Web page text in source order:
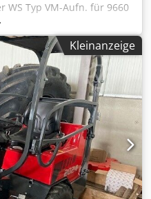
WS Typ VM-Aufn. für 9660
Motor 204 PS SDCT-
inkl. Hand- gas
/
Abijf
Kleinanzeige